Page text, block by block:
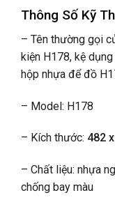
Thông Số Kỹ
– Tên thường gọi
kiện H178, kệ
hộp nhựa để đồ
– Model: H178
– Kích thước: 482
– Chất liệu: nhựa
chống bay màu